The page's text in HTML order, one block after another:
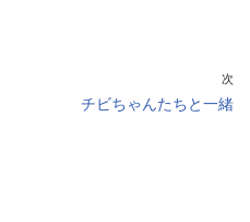
次
チビちゃんたちと一緒